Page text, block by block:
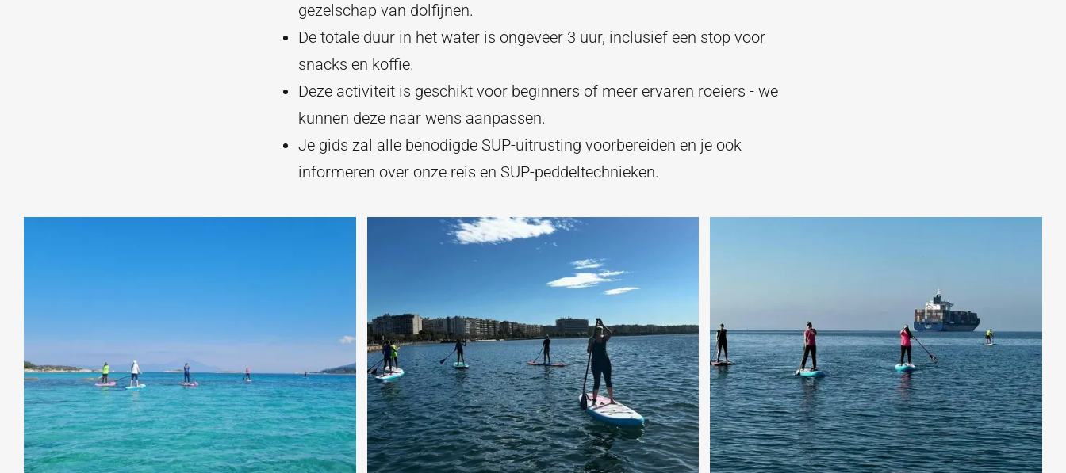
gezelschap van dolfijnen.
De totale duur in het water is ongeveer 3 uur, inclusief een stop voor
snacks en koffie.
Deze activiteit is geschikt voor beginners of meer ervaren roeiers - we
kunnen deze naar wens aanpassen.
Je gids zal alle benodigde SUP-uitrusting voorbereiden en je ook
informeren over onze reis en SUP-peddeltechnieken.